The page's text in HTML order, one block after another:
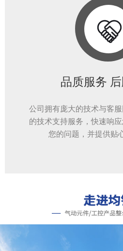
品质服务
公司拥有庞大的技术与客
的技术支持服务，快速响
您的问题，并提供贴